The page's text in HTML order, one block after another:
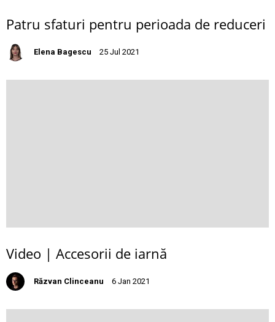
Patru sfaturi pentru perioada de reduceri
Elena Bagescu 25 Jul 2021
Video | Accesorii de iarnă
Răzvan Clinceanu 6 Jan 2021